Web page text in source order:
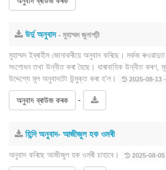
উৰ্দু অনুবাদ- মুহাম্মদ জুনাগঢ়ী
মুহাম্মদ ইব্ৰাহীম জোনাকৰীয়ে অনুবাদ কৰিছে। মৰ্কজ ৰুওৱাদুত
সংশোধন তথা উন্নীত কৰা হৈছে। ধাৰাবাহিক উন্নীত
উদ্দেশ্যে মূল অনুবাদটো উন্মুক্ত কৰা হ'ল।
2025-08-13
অনুবাদ ব্ৰাউজ কৰক -
হিন্দি অনুবাদ- আজীজুল হক ওমৰী
অনুবাদ কৰিছে আজীজুল হক ওমৰী চাহাবে। 2025-08-